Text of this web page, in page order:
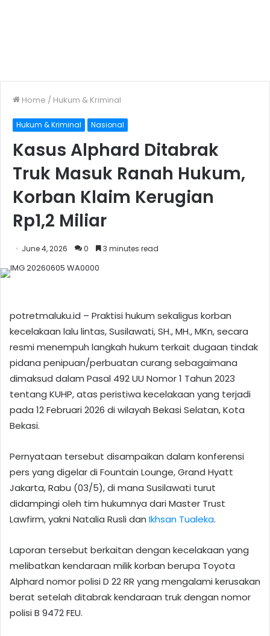
Home / Hukum & Kriminal
Hukum & Kriminal Nasional
⁠Kasus Alphard Ditabrak
Truk Masuk Ranah Hukum,
Korban Klaim Kerugian
Rp1,2 Miliar
June 4, 2026 0 3 minutes read
potretmaluku.id – Praktisi hukum sekaligus korban
kecelakaan lalu lintas, Susilawati, SH., MH., MKn, secara
resmi menempuh langkah hukum terkait dugaan tindak
pidana penipuan/perbuatan curang sebagaimana
dimaksud dalam Pasal 492 UU Nomor 1 Tahun 2023
tentang KUHP, atas peristiwa kecelakaan yang terjadi
pada 12 Februari 2026 di wilayah Bekasi Selatan, Kota
Bekasi.
Pernyataan tersebut disampaikan dalam konferensi
pers yang digelar di Fountain Lounge, Grand Hyatt
Jakarta, Rabu (03/5), di mana Susilawati turut
didampingi oleh tim hukumnya dari Master Trust
Lawfirm, yakni Natalia Rusli dan Ikhsan Tualeka.
Laporan tersebut berkaitan dengan kecelakaan yang
melibatkan kendaraan milik korban berupa Toyota
Alphard nomor polisi D 22 RR yang mengalami kerusakan
berat setelah ditabrak kendaraan truk dengan nomor
polisi B 9472 FEU.